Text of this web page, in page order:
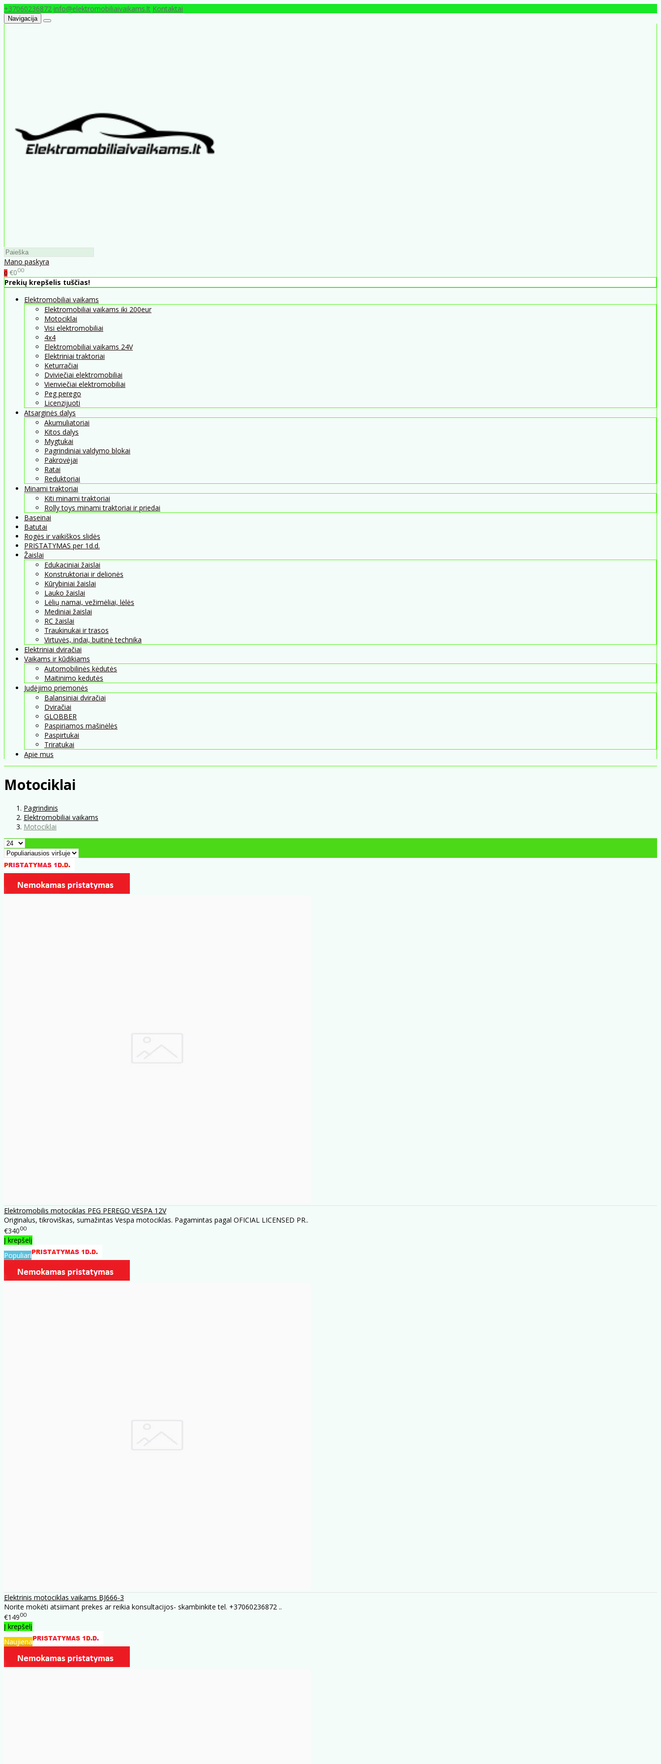
+37060236872 info@elektromobiliaivaikams.lt Kontaktai
Navigacija
Mano paskyra
0 €000
Prekių krepšelis tuščias!
Elektromobiliai vaikams
Elektromobiliai vaikams iki 200eur
Motociklai
Visi elektromobiliai
4x4
Elektromobiliai vaikams 24V
Elektriniai traktoriai
Keturračiai
Dviviečiai elektromobiliai
Vienviečiai elektromobiliai
Peg perego
Licenzijuoti
Atsarginės dalys
Akumuliatoriai
Kitos dalys
Mygtukai
Pagrindiniai valdymo blokai
Pakrovėjai
Ratai
Reduktoriai
Minami traktoriai
Kiti minami traktoriai
Rolly toys minami traktoriai ir priedai
Baseinai
Batutai
Rogės ir vaikiškos slidės
PRISTATYMAS per 1d.d.
Žaislai
Edukaciniai žaislai
Konstruktoriai ir delionės
Kūrybiniai žaislai
Lauko žaislai
Lėlių namai, vežimėliai, lėlės
Mediniai žaislai
RC žaislai
Traukinukai ir trasos
Virtuvės, indai, buitinė technika
Elektriniai dviračiai
Vaikams ir kūdikiams
Automobilinės kėdutės
Maitinimo kedutės
Judėjimo priemonės
Balansiniai dviračiai
Dviračiai
GLOBBER
Paspiriamos mašinėlės
Paspirtukai
Triratukai
Apie mus
Motociklai
Pagrindinis
Elektromobiliai vaikams
Motociklai
Elektromobilis motociklas PEG PEREGO VESPA 12V
Originalus, tikroviškas, sumažintas Vespa motociklas. Pagamintas pagal OFICIAL LICENSED PR..
€34000
Į krepšelį
Populiari
Elektrinis motociklas vaikams BJ666-3
Norite mokėti atsiimant prekes ar reikia konsultacijos- skambinkite tel. +37060236872 ..
€14900
Į krepšelį
Naujiena